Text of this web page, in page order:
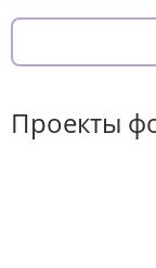
Проекты